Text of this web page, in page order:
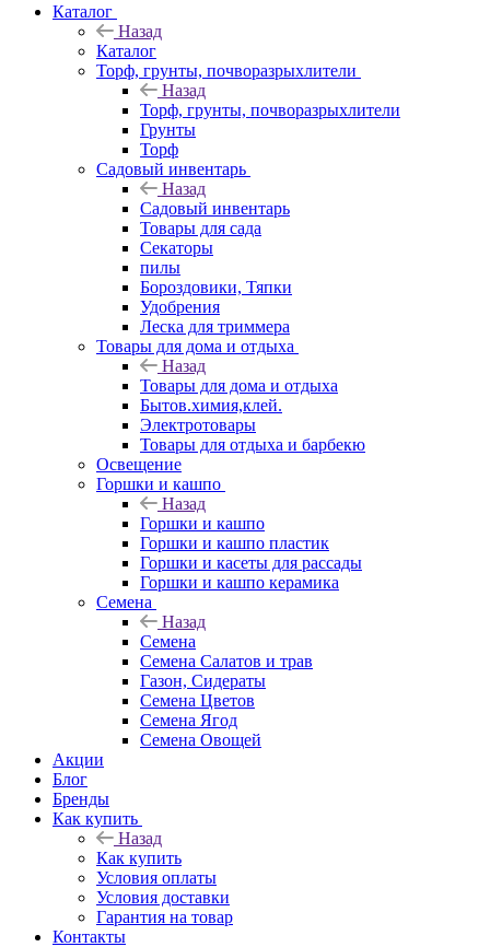
Каталог
Назад
Каталог
Торф, грунты, почворазрыхлители
Назад
Торф, грунты, почворазрыхлители
Грунты
Торф
Садовый инвентарь
Назад
Садовый инвентарь
Товары для сада
Секаторы
пилы
Бороздовики, Тяпки
Удобрения
Леска для триммера
Товары для дома и отдыха
Назад
Товары для дома и отдыха
Бытов.химия,клей.
Электротовары
Товары для отдыха и барбекю
Освещение
Горшки и кашпо
Назад
Горшки и кашпо
Горшки и кашпо пластик
Горшки и касеты для рассады
Горшки и кашпо керамика
Семена
Назад
Семена
Семена Салатов и трав
Газон, Сидераты
Семена Цветов
Семена Ягод
Семена Овощей
Акции
Блог
Бренды
Как купить
Назад
Как купить
Условия оплаты
Условия доставки
Гарантия на товар
Контакты